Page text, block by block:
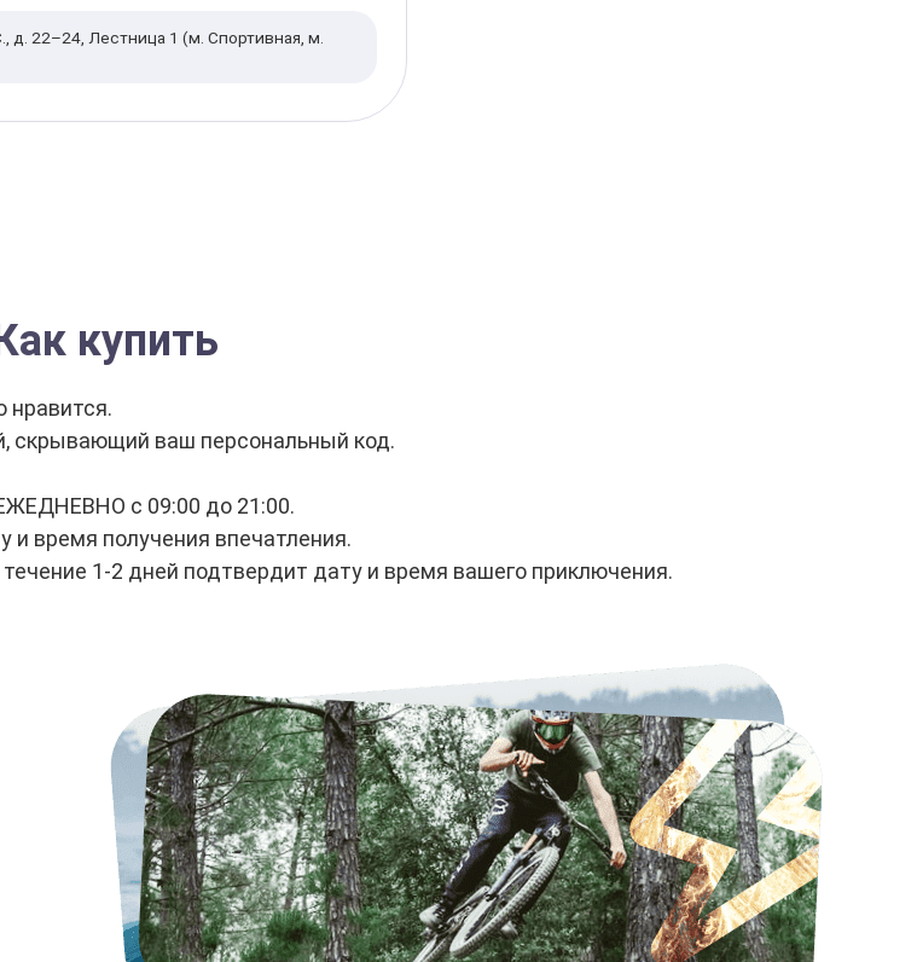
д. 22–24, Лестница 1 (м. Спортивная, м.
купить
нравится.
скрывающий ваш персональный код.
с 09:00 до 21:00.
время получения впечатления.
1-2 дней подтвердит дату и время вашего приключения.